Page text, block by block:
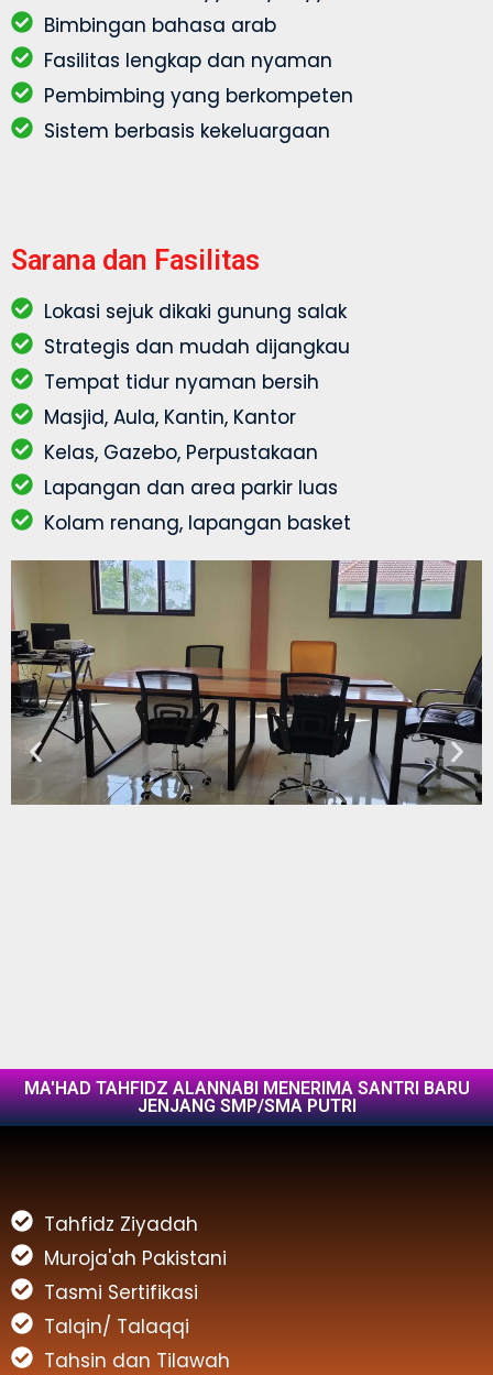
Bimbingan bahasa arab
Fasilitas lengkap dan nyaman
Pembimbing yang berkompeten
Sistem berbasis kekeluargaan
Sarana dan Fasilitas
Lokasi sejuk dikaki gunung salak
Strategis dan mudah dijangkau
Tempat tidur nyaman bersih
Masjid, Aula, Kantin, Kantor
Kelas, Gazebo, Perpustakaan
Lapangan dan area parkir luas
Kolam renang, lapangan basket
MA'HAD TAHFIDZ ALANNABI MENERIMA SANTRI BARU
JENJANG SMP/SMA PUTRI
Tahfidz Ziyadah
Muroja'ah Pakistani
Tasmi Sertifikasi
Talqin/ Talaqqi
Tahsin dan Tilawah